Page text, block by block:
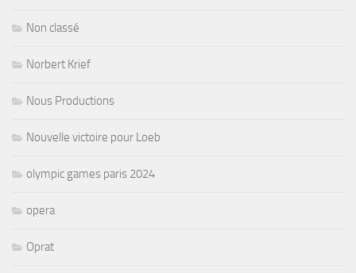
Non classé
Norbert Krief
Nous Productions
Nouvelle victoire pour Loeb
olympic games paris 2024
opera
Oprat